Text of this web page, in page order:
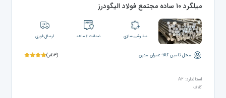
میلگرد ۱۰ ساده مجتمع فولاد الیگودرز
سفارشی سازی ضمانت ۶ ماهه ارسال فوری
محل تامین کالا: عمران مدرن (۳نفر)
استاندارد: A۲
کلاف